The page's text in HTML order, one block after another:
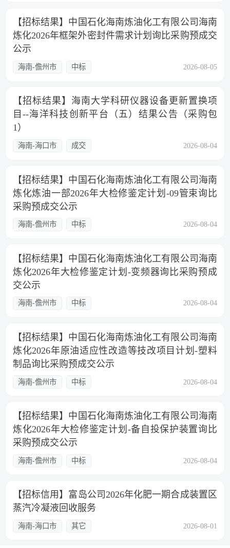
【招标结果】中国石化海南炼油化工有限公司海南
炼化2026年框架外密封件需求计划询比采购预成交
公示
海南-儋州市 中标 2026-08-05
【招标结果】海南大学科研仪器设备更新置换项
目--海洋科技创新平台（五）结果公告（采购包
1）
海南-海口市 成交 2026-08-04
【招标结果】中国石化海南炼油化工有限公司海南
炼化炼油一部2026年大检修鉴定计划-09管束询比
采购预成交公示
海南-儋州市 中标 2026-08-04
【招标结果】中国石化海南炼油化工有限公司海南
炼化2026年大检修鉴定计划-变频器询比采购预成
交公示
海南-儋州市 中标 2026-08-04
【招标结果】中国石化海南炼油化工有限公司海南
炼化2026年原油适应性改造等技改项目计划-塑料
制品询比采购预成交公示
海南-儋州市 中标 2026-08-04
【招标结果】中国石化海南炼油化工有限公司海南
炼化2026年大检修鉴定计划-备自投保护装置询比
采购预成交公示
海南-儋州市 中标 2026-08-04
【招标信用】富岛公司2026年化肥一期合成装置区
蒸汽冷凝液回收服务
海南-海口市 其它 2026-08-01